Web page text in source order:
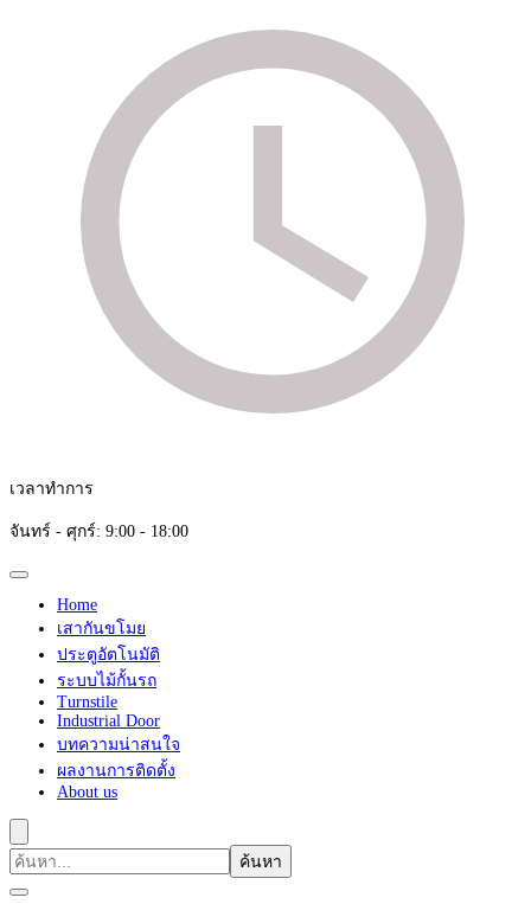
เวลาทำการ
จันทร์ - ศุกร์: 9:00 - 18:00
Home
เสากันขโมย
ประตูอัตโนมัติ
ระบบไม้กั้นรถ
Turnstile
Industrial Door
บทความน่าสนใจ
ผลงานการติดตั้ง
About us
ค้นหา